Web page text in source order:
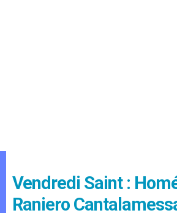
Vendredi Saint :
Raniero